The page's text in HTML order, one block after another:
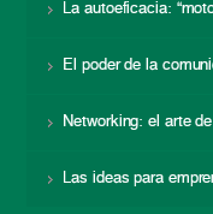
La autoeficacia:
El poder de la
Networking: el arte
Las ideas para